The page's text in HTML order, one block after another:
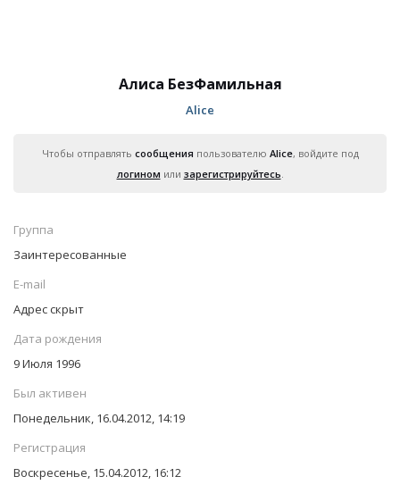
Алиса БезФамильная
Аliсе
Чтобы отправлять сообщения пользователю Аliсе, войдите под
логином или зарегистрируйтесь.
Группа
Заинтересованные
E-mail
Адрес скрыт
Дата рождения
9 Июля 1996
Был активен
Понедельник, 16.04.2012, 14:19
Регистрация
Воскресенье, 15.04.2012, 16:12